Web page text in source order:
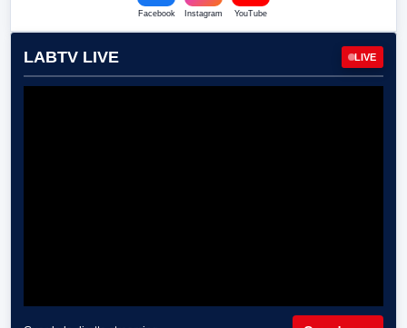
Facebook Instagram YouTube
LABTV LIVE LIVE